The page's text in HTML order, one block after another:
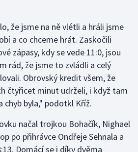
že jsme na ně vlétli a hráli jsme
a co chceme hrát. Zaskočili
zápasy, kdy se vede 11:0, jsou
rád, že jsme to zvládli a celý
Obrovský kredit všem, že
čtyřicet minut udrželi, i když tam
chyb byla," podotkl Kříž.
načal trojkou Bohačík, Nighael
po přihrávce Ondřeje Sehnala a
Domácí se i díky dvěma